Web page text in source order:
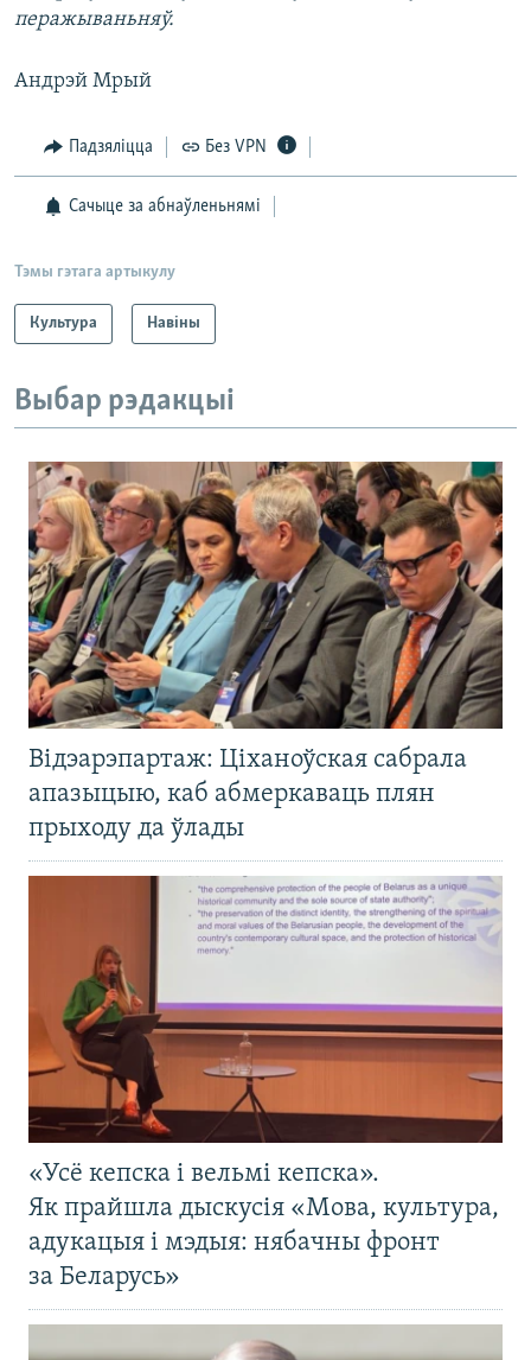
перажываньняў.
Андрэй Мрый
Падзяліцца Без VPN
Сачыце за абнаўленьнямі
Тэмы гэтага артыкулу
Культура Навіны
Выбар рэдакцыі
Відэарэпартаж: Ціханоўская сабрала
апазыцыю, каб абмеркаваць плян
прыходу да ўлады
«Усё кепска і вельмі кепска».
Як прайшла дыскусія «Мова, культура,
адукацыя і мэдыя: нябачны фронт
за Беларусь»